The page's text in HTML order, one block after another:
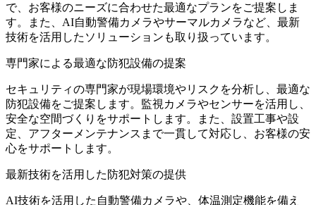
で、お客様のニーズに合わせた最適なプランをご提案しま
す。​また、AI自動警備カメラやサーマルカメラなど、最新
技術を活用したソリューションも取り扱っています。
専門家による最適な防犯設備の提案
セキュリティの専門家が現場環境やリスクを分析し、最適な
防犯設備をご提案します。​監視カメラやセンサーを活用し、
安全な空間づくりをサポートします。​また、設置工事や設
定、アフターメンテナンスまで一貫して対応し、お客様の安
心をサポートします。
最新技術を活用した防犯対策の提供
AI技術を活用した自動警備カメラや、体温測定機能を備え